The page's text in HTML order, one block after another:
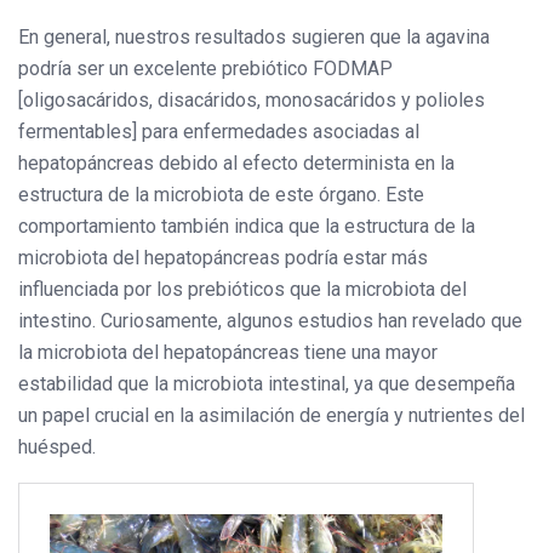
En general, nuestros resultados sugieren que la agavina
podría ser un excelente prebiótico FODMAP
[oligosacáridos, disacáridos, monosacáridos y polioles
fermentables] para enfermedades asociadas al
hepatopáncreas debido al efecto determinista en la
estructura de la microbiota de este órgano. Este
comportamiento también indica que la estructura de la
microbiota del hepatopáncreas podría estar más
influenciada por los prebióticos que la microbiota del
intestino. Curiosamente, algunos estudios han revelado que
la microbiota del hepatopáncreas tiene una mayor
estabilidad que la microbiota intestinal, ya que desempeña
un papel crucial en la asimilación de energía y nutrientes del
huésped.